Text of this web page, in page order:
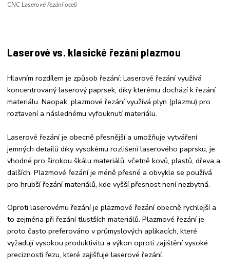
CNC Laserové řezání oceli
Laserové vs. klasické řezání plazmou
Hlavním rozdílem je způsob řezání: Laserové řezání využívá
koncentrovaný laserový paprsek, díky kterému dochází k řezání
materiálu. Naopak, plazmové řezání využívá plyn (plazmu) pro
roztavení a následnému vyfouknutí materiálu.
Laserové řezání je obecně přesnější a umožňuje vytváření
jemných detailů díky vysokému rozlišení laserového paprsku, je
vhodné pro širokou škálu materiálů, včetně kovů, plastů, dřeva a
dalších. Plazmové řezání je méně přesné a obvykle se používá
pro hrubší řezání materiálů, kde vyšší přesnost není nezbytná.
Oproti laserovému řezání je plazmové řezání obecně rychlejší a
to zejména při řezání tlustších materiálů. Plazmové řezání je
proto často preferováno v průmyslových aplikacích, které
vyžadují vysokou produktivitu a výkon oproti zajištění vysoké
preciznosti řezu, které zajišťuje laserové řezání.